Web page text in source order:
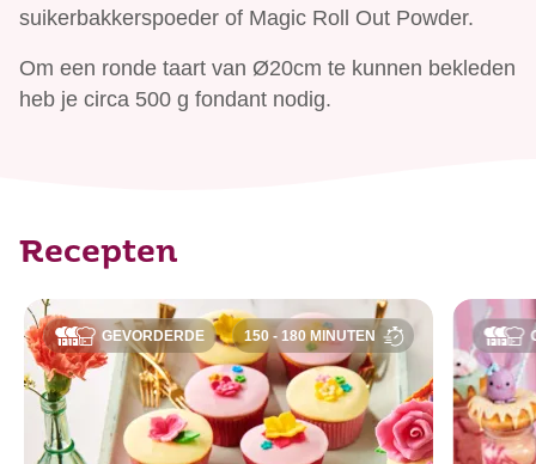
suikerbakkerspoeder of Magic Roll Out Powder.
Om een ronde taart van Ø20cm te kunnen bekleden
heb je circa 500 g fondant nodig.
Recepten
GEVORDERDE 150 - 180 MINUTEN